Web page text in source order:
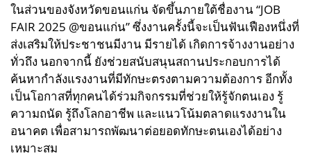
ในส่วนของจังหวัดขอนแก่น จัดขึ้นภายใต้ชื่องาน “JOB
FAIR 2025 @ขอนแก่น” ซึ่งงานครั้งนี้จะเป็นฟันเฟืองหนึ่งที่
ส่งเสริมให้ประชาชนมีงาน มีรายได้ เกิดการจ้างงานอย่าง
ทั่วถึง นอกจากนี้ ยังช่วยสนับสนุนสถานประกอบการได้
ค้นหากำลังแรงงานที่มีทักษะตรงตามความต้องการ อีกทั้ง
เป็นโอกาสที่ทุกคนได้ร่วมกิจกรรมที่ช่วยให้รู้จักตนเอง รู้
ความถนัด รู้ถึงโลกอาชีพ และแนวโน้มตลาดแรงงานใน
อนาคต เพื่อสามารถพัฒนาต่อยอดทักษะตนเองได้อย่าง
เหมาะสม